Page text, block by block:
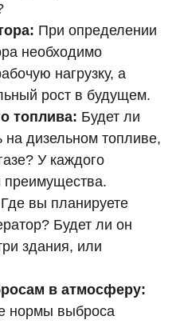
При определении
необходимо
нагрузку, а
рост в будущем.
топлива: Будет ли
на дизельном топливе,
У каждого
преимущества.
Где вы планируете
Будет ли он
здания, или
в атмосферу:
нормы выброса